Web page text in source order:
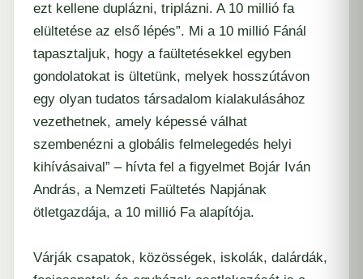
ezt kellene duplázni, triplázni. A 10 millió fa
elültetése az első lépés”. Mi a 10 millió Fánál
tapasztaljuk, hogy a faültetésekkel egyben
gondolatokat is ültetünk, melyek hosszútávon
egy olyan tudatos társadalom kialakulásához
vezethetnek, amely képessé válhat
szembenézni a globális felmelegedés helyi
kihívásaival” – hívta fel a figyelmet Bojár Iván
András, a Nemzeti Faültetés Napjának
ötletgazdája, a 10 millió Fa alapítója.
Várják csapatok, közösségek, iskolák, dalárdák,